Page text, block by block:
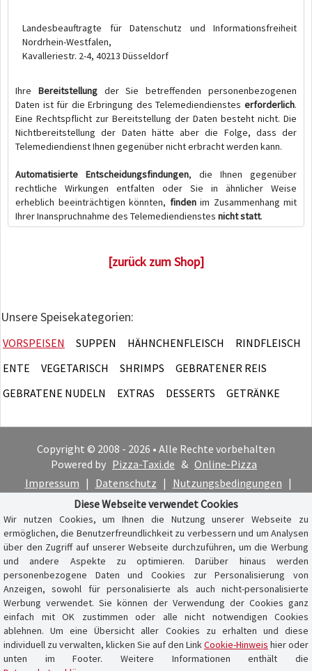
Landesbeauftragte für Datenschutz und Informationsfreiheit
Nordrhein-Westfalen,
Kavalleriestr. 2-4, 40213 Düsseldorf
Ihre Bereitstellungder Sie betreffenden personenbezogenen
Daten ist für die Erbringung des Telemediendienstes erforderlich.
Eine Rechtspflicht zur Bereitstellung der Daten besteht nicht. Die
Nichtbereitstellung der Daten hätte aber die Folge, dass der
Telemediendienst Ihnen gegenüber nicht erbracht werden kann.
Automatisierte Entscheidungsfindungen, die Ihnen gegenüber
rechtliche Wirkungen entfalten oder Sie in ähnlicher Weise
erheblich beeinträchtigen könnten, findenim Zusammenhang mit
Ihrer Inanspruchnahme des Telemediendienstes nicht statt.
[zurück zum Shop]
Unsere Speisekategorien:
VORSPEISEN SUPPEN HÄHNCHENFLEISCH
RINDFLEISCH
ENTE
VEGETARISCH SHRIMPS
GEBRATENER REIS
GEBRATENE NUDELN
EXTRAS DESSERTS GETRÄNKE
Copyright © 2008 - 2026 • Alle Rechte vorbehalten
Powered by Pizza-Taxi.de & Online-Pizza
Impressum | Datenschutz | Nutzungsbedingungen |
Cookie-Hinweis
Diese Webseite verwendet Cookies
Wir nutzen Cookies, um Ihnen die Nutzung unserer Webseite zu
ermöglichen, die Benutzerfreundlichkeit zu verbessern und um Analysen
über den Zugriff auf unserer Webseite durchzuführen, um die Werbung
und andere Aspekte zu optimieren. Darüber hinaus werden
personenbezogene Daten und Cookies zur Personalisierung von
Anzeigen, sowohl für personalisierte als auch nicht-personalisierte
Werbung verwendet. Sie können der Verwendung der Cookies ganz
einfach mit OK zustimmen oder alle nicht notwendigen Cookies
ablehnen. Um eine Übersicht aller Cookies zu erhalten und diese
individuell zu verwalten, klicken Sie auf den LinkCookie-Hinweis hier oder
unten im Footer. Weitere Informationen enthält die